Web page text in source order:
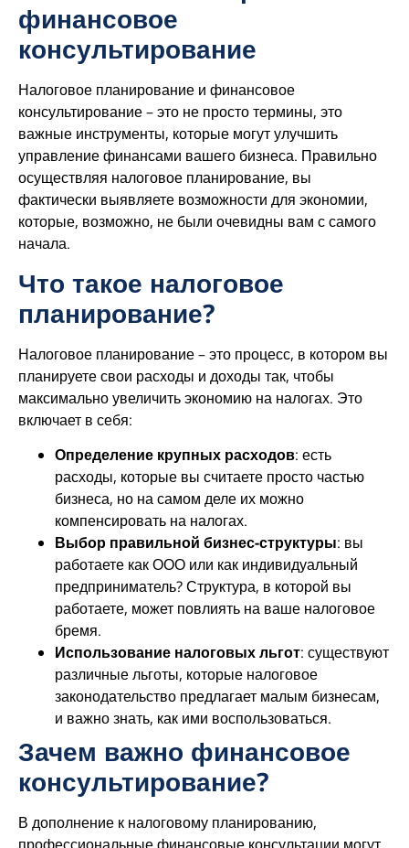
финансовое
консультирование
Налоговое планирование и финансовое
консультирование – это не просто термины, это
важные инструменты, которые могут улучшить
управление финансами вашего бизнеса. Правильно
осуществляя налоговое планирование, вы
фактически выявляете возможности для экономии,
которые, возможно, не были очевидны вам с самого
начала.
Что такое налоговое
планирование?
Налоговое планирование – это процесс, в котором вы
планируете свои расходы и доходы так, чтобы
максимально увеличить экономию на налогах. Это
включает в себя:
Определение крупных расходов: есть
расходы, которые вы считаете просто частью
бизнеса, но на самом деле их можно
компенсировать на налогах.
Выбор правильной бизнес-структуры: вы
работаете как ООО или как индивидуальный
предприниматель? Структура, в которой вы
работаете, может повлиять на ваше налоговое
бремя.
Использование налоговых льгот: существуют
различные льготы, которые налоговое
законодательство предлагает малым бизнесам,
и важно знать, как ими воспользоваться.
Зачем важно финансовое
консультирование?
В дополнение к налоговому планированию,